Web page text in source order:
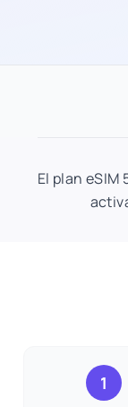
El plan eSIM
1